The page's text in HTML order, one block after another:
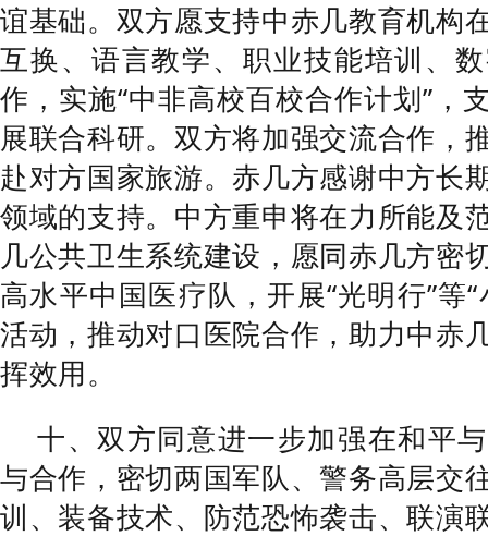
谊基础。双方愿支持中赤几教育机构
互换、语言教学、职业技能培训、
作，实施“中非高校百校合作计划”，
展联合科研。双方将加强交流合作，
赴对方国家旅游。赤几方感谢中方长
领域的支持。中方重申将在力所能及
几公共卫生系统建设，愿同赤几方密
高水平中国医疗队，开展“光明行”等
活动，推动对口医院合作，助力中赤
挥效用。
十、双方同意进一步加强在和平
与合作，密切两国军队、警务高层交
训、装备技术、防范恐怖袭击、联演